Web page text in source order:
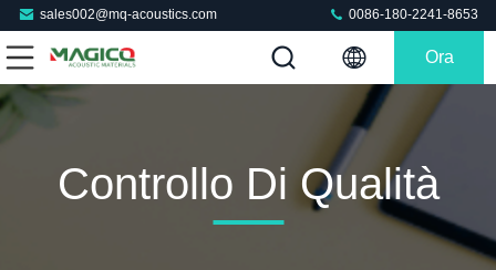
sales002@mq-acoustics.com 0086-180-2241-8653
Ora
Chiacchieri
Controllo Di Qualità